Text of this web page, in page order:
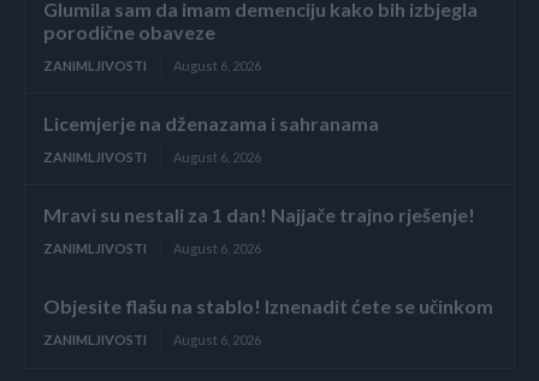
Glumila sam da imam demenciju kako bih izbjegla
porodične obaveze
ZANIMLJIVOSTI August 6, 2026
Licemjerje na dženazama i sahranama
ZANIMLJIVOSTI August 6, 2026
Mravi su nestali za 1 dan! Najjače trajno rješenje!
ZANIMLJIVOSTI August 6, 2026
Objesite flašu na stablo! Iznenadit ćete se učinkom
ZANIMLJIVOSTI August 6, 2026